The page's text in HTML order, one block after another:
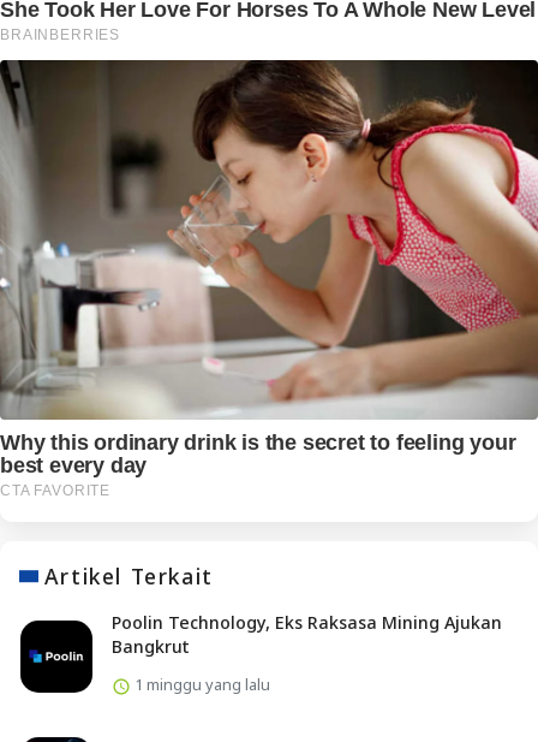
Artikel Terkait
Poolin Technology, Eks Raksasa Mining Ajukan
Bangkrut
1 minggu yang lalu